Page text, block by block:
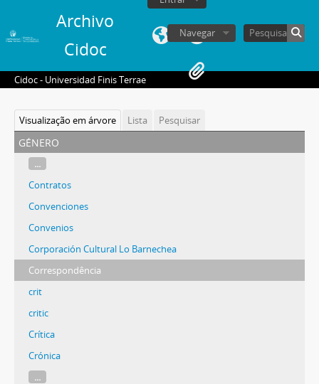
Archivo
Cidoc
Navegar
Cidoc - Universidad Finis Terrae
Visualização em árvore Lista Pesquisar
género
...
Contratos
Convenciones
Convenios
Corporación Cultural Lo Barnechea
Correspondência
crit
critic
Crítica
Crónica
...